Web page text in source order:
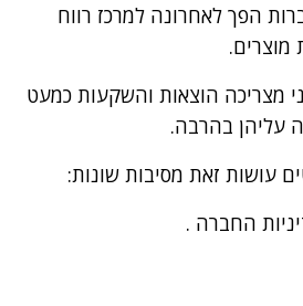
הפך לאחרונה למרכז רווח
מצריכה הוצאות והשקעות כמעט
עליהן בהרבה.
עושות זאת מסיבות שונות:
החברה .